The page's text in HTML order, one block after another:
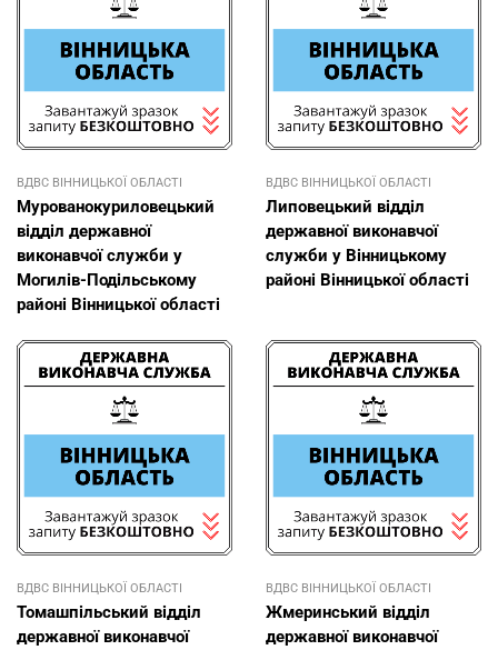
ВДВС ВІННИЦЬКОЇ ОБЛАСТІ
Мурованокуриловецький
відділ державної
виконавчої служби у
Могилів-Подільському
районі Вінницької області
ВДВС ВІННИЦЬКОЇ ОБЛАСТІ
Липовецький відділ
державної виконавчої
служби у Вінницькому
районі Вінницької області
ВДВС ВІННИЦЬКОЇ ОБЛАСТІ
Томашпільський відділ
державної виконавчої
ВДВС ВІННИЦЬКОЇ ОБЛАСТІ
Жмеринський відділ
державної виконавчої